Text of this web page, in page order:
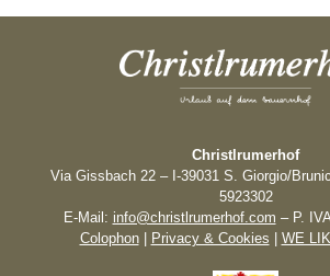
SCOPRIRE DI PIÙ >
News &
Christlrumerhof
Via Gissbach 22 – I-39031 S. Giorgio/
5923302
E-Mail: info@christlrumerhof.com – P.
Colophon| Privacy & Cookies WE